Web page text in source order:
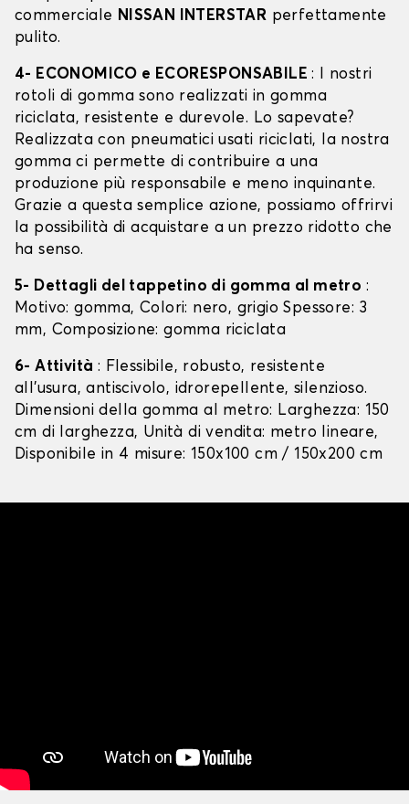
commerciale NISSAN INTERSTAR perfettamente
pulito.
4- ECONOMICO e ECORESPONSABILE: I nostri
rotoli di gomma sono realizzati in gomma
riciclata, resistente e durevole. Lo sapevate?
Realizzata con pneumatici usati riciclati, la nostra
gomma ci permette di contribuire a una
produzione più responsabile e meno inquinante.
Grazie a questa semplice azione, possiamo offrirvi
la possibilità di acquistare a un prezzo ridotto che
ha senso.
5- Dettagli del tappetino di gomma al metro :
Motivo: gomma, Colori: nero, grigio Spessore: 3
mm, Composizione: gomma riciclata
6- Attività : Flessibile, robusto, resistente
all'usura, antiscivolo, idrorepellente, silenzioso.
Dimensioni della gomma al metro: Larghezza: 150
cm di larghezza, Unità di vendita: metro lineare,
Disponibile in 4 misure: 150x100 cm / 150x200 cm